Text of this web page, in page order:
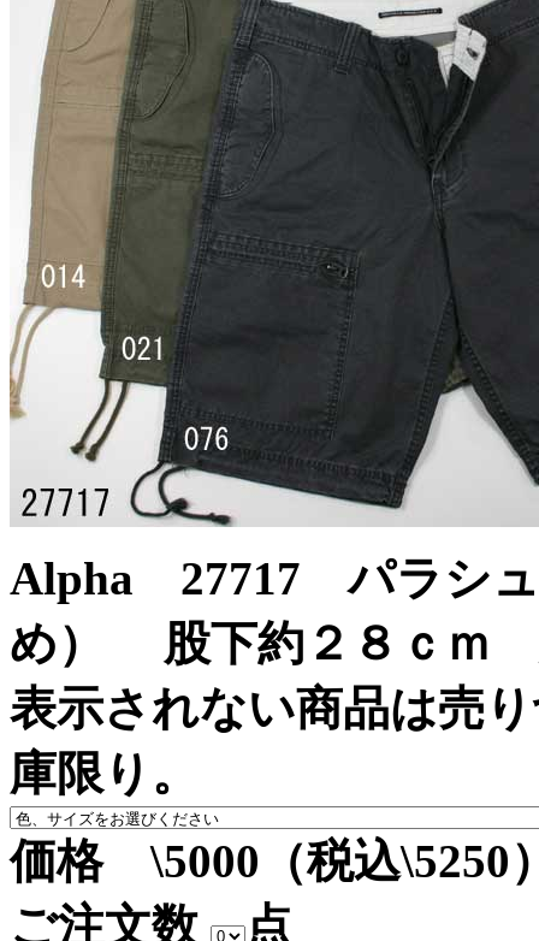
Alpha 27717 パラシュ
め） 股下約２８ｃｍ
表示されない商品は売
庫限り。
価格 \5000（税込\5250
ご注文数
点